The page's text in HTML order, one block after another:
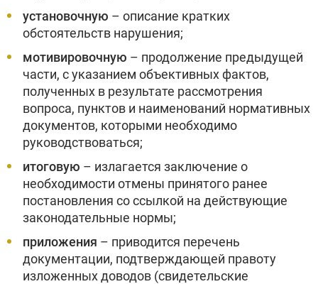
установочную – описание кратких
обстоятельств нарушения;
мотивировочную – продолжение предыдущей
части, с указанием объективных фактов,
полученных в результате рассмотрения
вопроса, пунктов и наименований нормативных
документов, которыми необходимо
руководствоваться;
итоговую – излагается заключение о
необходимости отмены принятого ранее
постановления со ссылкой на действующие
законодательные нормы;
приложения – приводится перечень
документации, подтверждающей правоту
изложенных доводов (свидетельские